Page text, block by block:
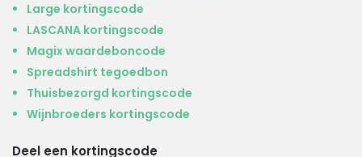
Large kortingscode
LASCANA kortingscode
Magix waardeboncode
Spreadshirt tegoedbon
Thuisbezorgd kortingscode
Wijnbroeders kortingscode
Deel een kortingscode